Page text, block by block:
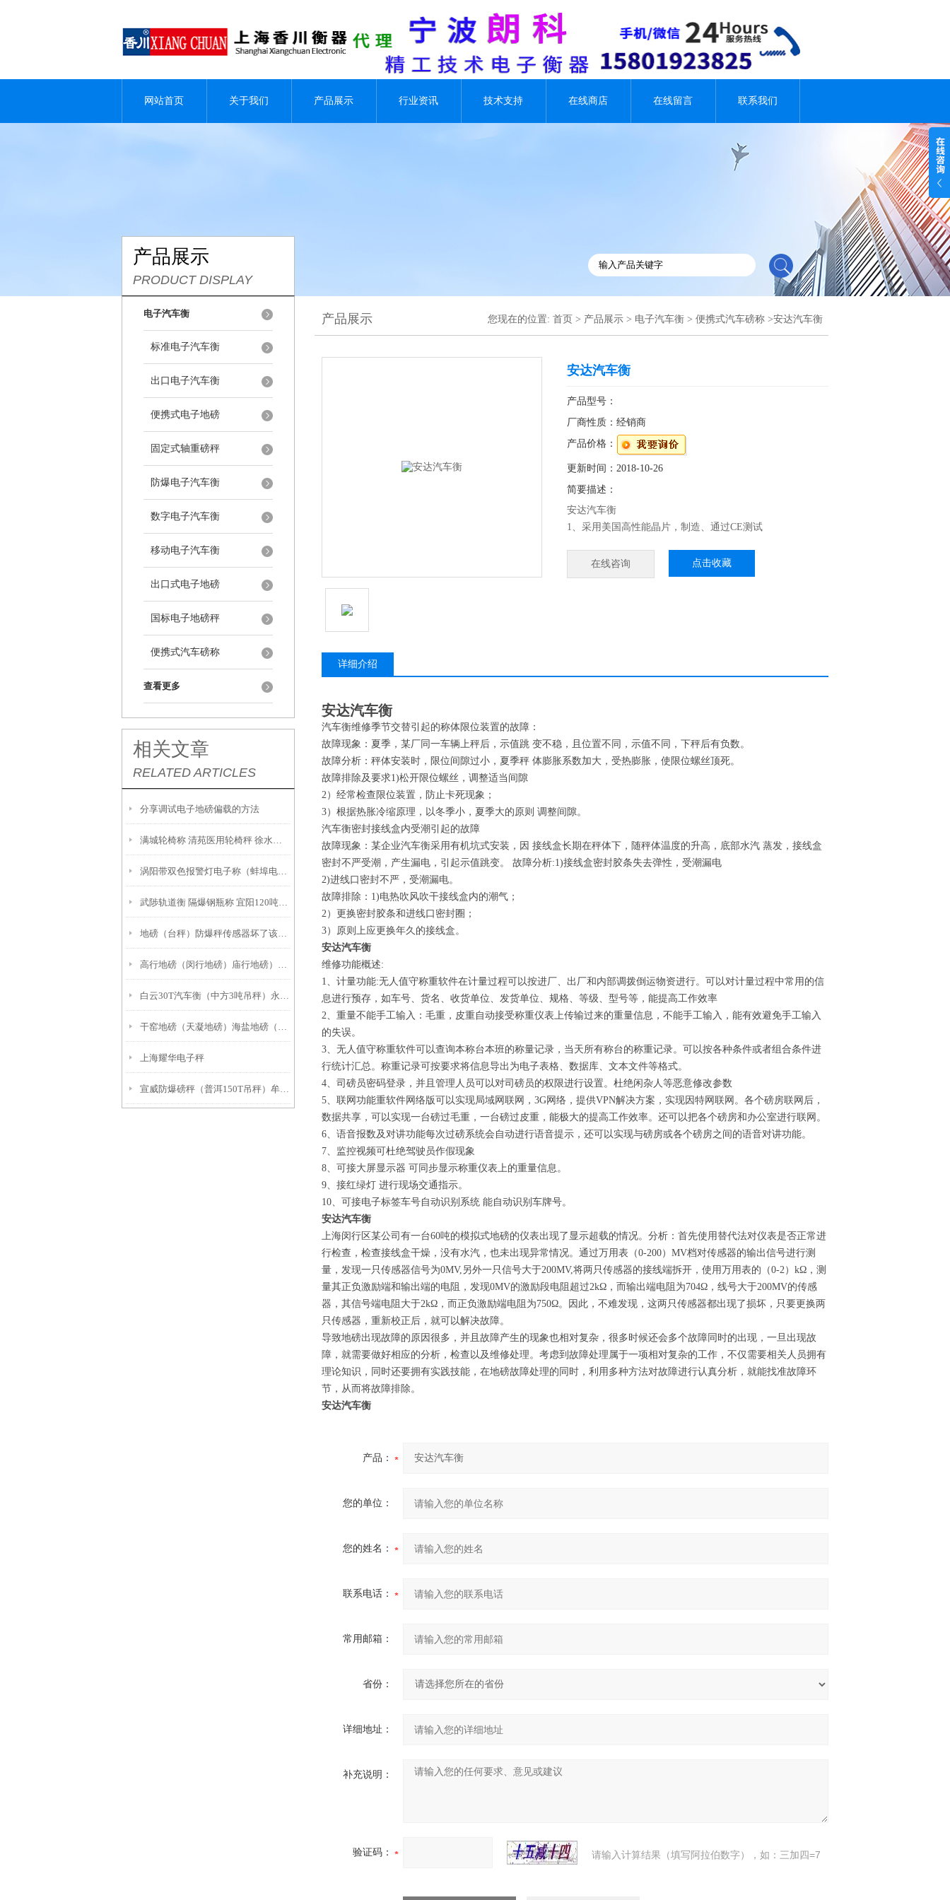
网站首页 关于我们 产品展示 行业资讯 技术支持 在线商店 在线留言 联系我们
产品展示
PRODUCT DISPLAY
电子汽车衡
标准电子汽车衡
出口电子汽车衡
便携式电子地磅
固定式轴重磅秤
防爆电子汽车衡
数字电子汽车衡
移动电子汽车衡
出口式电子地磅
国标电子地磅秤
便携式汽车磅称
查看更多
相关文章
RELATED ARTICLES
分享调试电子地磅偏载的方法
满城轮椅称 清苑医用轮椅秤 徐水超低台面轮椅地磅秤
涡阳带双色报警灯电子称（蚌埠电子地磅（霍山电子钢瓶秤（烈山隔爆磅称
武陟轨道衡 隔爆钢瓶称 宜阳120吨汽车衡功能特点：
地磅（台秤）防爆秤传感器坏了该如何判断？
高行地磅（闵行地磅）庙行地磅）广富林地磅技术参数
白云30T汽车衡（中方3吨吊秤）永顺100吨地磅）资阳钢瓶秤
干窑地磅（天凝地磅）海盐地磅（武原地磅
上海耀华电子秤
宣威防爆磅秤（普洱150T吊秤）牟定隔爆叉车称）云县10T地磅
产品展示 您现在的位置: 首页 > 产品展示 > 电子汽车衡 > 便携式汽车磅称 >安达汽车衡
安达汽车衡
产品型号：
厂商性质：经销商
产品价格：
更新时间：2018-10-26
简要描述：
安达汽车衡
1、采用美国高性能晶片，制造、通过CE测试
产品、肉食品、蔬菜等加工行业 3、外壳不锈刚材料制作，
美观、卫生、高档
在线咨询 点击收藏
详细介绍
安达汽车衡
汽车衡维修季节交替引起的称体限位装置的故障：
故障现象：夏季，某厂同一车辆上秤后，示值跳 变不稳，且位置不同，示值不同，下秤后有负数。
故障分析：秤体安装时，限位间隙过小，夏季秤 体膨胀系数加大，受热膨胀，使限位螺丝顶死。
故障排除及要求1)松开限位螺丝，调整适当间隙
2）经常检查限位装置，防止卡死现象；
3）根据热胀冷缩原理，以冬季小，夏季大的原则 调整间隙。
汽车衡密封接线盒内受潮引起的故障
故障现象：某企业汽车衡采用有机坑式安装，因 接线盒长期在秤体下，随秤体温度的升高，底部水汽 蒸发，接线盒
密封不严受潮，产生漏电，引起示值跳变。 故障分析:1)接线盒密封胶条失去弹性，受潮漏电
2)进线口密封不严，受潮漏电。
故障排除：1)电热吹风吹干接线盒内的潮气；
2）更换密封胶条和进线口密封圈；
3）原则上应更换年久的接线盒。
安达汽车衡
维修功能概述:
1、计量功能:无人值守称重软件在计量过程可以按进厂、出厂和内部调拨倒运物资进行。可以对计量过程中常用的信
息进行预存，如车号、货名、收货单位、发货单位、规格、等级、型号等，能提高工作效率
2、重量不能手工输入：毛重，皮重自动接受称重仪表上传输过来的重量信息，不能手工输入，能有效避免手工输入
的失误。
3、无人值守称重软件可以查询本称台本班的称量记录，当天所有称台的称重记录。可以按各种条件或者组合条件进
行统计汇总。称重记录可按要求将信息导出为电子表格、数据库、文本文件等格式。
4、司磅员密码登录，并且管理人员可以对司磅员的权限进行设置。杜绝闲杂人等恶意修改参数
5、联网功能重软件网络版可以实现局域网联网，3G网络，提供VPN解决方案，实现因特网联网。各个磅房联网后，
数据共享，可以实现一台磅过毛重，一台磅过皮重，能极大的提高工作效率。还可以把各个磅房和办公室进行联网。
6、语音报数及对讲功能每次过磅系统会自动进行语音提示，还可以实现与磅房或各个磅房之间的语音对讲功能。
7、监控视频可杜绝驾驶员作假现象
8、可接大屏显示器 可同步显示称重仪表上的重量信息。
9、接红绿灯 进行现场交通指示。
10、可接电子标签车号自动识别系统 能自动识别车牌号。
安达汽车衡
上海闵行区某公司有一台60吨的模拟式地磅的仪表出现了显示超载的情况。分析：首先使用替代法对仪表是否正常进
行检查，检查接线盒干燥，没有水汽，也未出现异常情况。通过万用表（0-200）MV档对传感器的输出信号进行测
量，发现一只传感器信号为0MV,另外一只信号大于200MV,将两只传感器的接线端拆开，使用万用表的（0-2）kΩ，测
量其正负激励端和输出端的电阻，发现0MV的激励段电阻超过2kΩ，而输出端电阻为704Ω，线号大于200MV的传感
器，其信号端电阻大于2kΩ，而正负激励端电阻为750Ω。因此，不难发现，这两只传感器都出现了损坏，只要更换两
只传感器，重新校正后，就可以解决故障。
导致地磅出现故障的原因很多，并且故障产生的现象也相对复杂，很多时候还会多个故障同时的出现，一旦出现故
障，就需要做好相应的分析，检查以及维修处理。考虑到故障处理属于一项相对复杂的工作，不仅需要相关人员拥有
理论知识，同时还要拥有实践技能，在地磅故障处理的同时，利用多种方法对故障进行认真分析，就能找准故障环
节，从而将故障排除。
安达汽车衡
产品：
您的单位：
您的姓名：
联系电话：
常用邮箱：
省份：
详细地址：
补充说明：
验证码： 请输入计算结果（填写阿拉伯数字），如：三加四=7